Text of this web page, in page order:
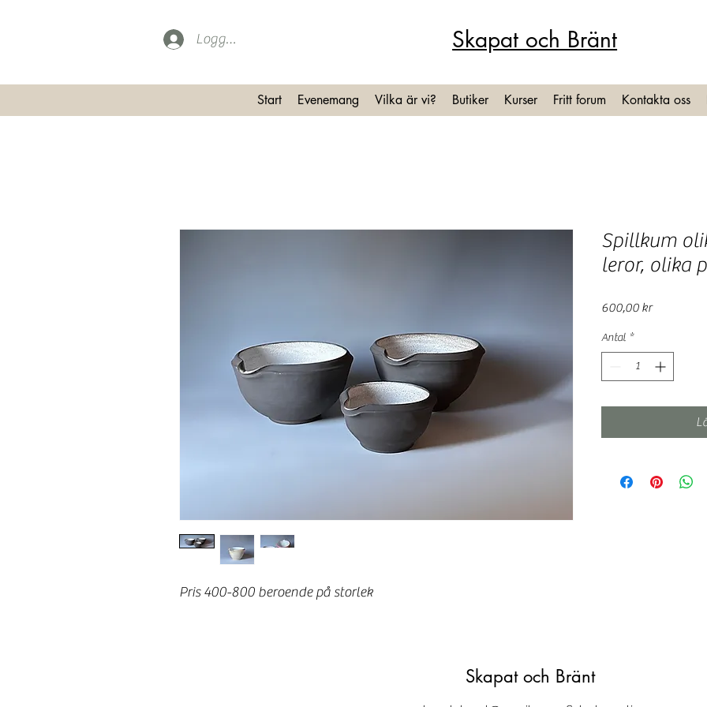
Logga in Skapat och Bränt
Start Evenemang Vilka är vi? Butiker Kurser Fritt forum Kontakta oss
Pris 400-800 beroende på storlek
Spillkum
leror, olika
600,00 krPris
Antal *
Skapat och Bränt